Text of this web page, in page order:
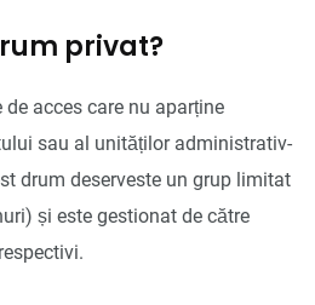
privat?
acces care nu aparține
sau al unităților administrativ-
drum deserveste un grup limitat
și este gestionat de către